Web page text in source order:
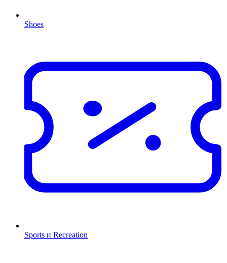
Shoes
Sports и Recreation